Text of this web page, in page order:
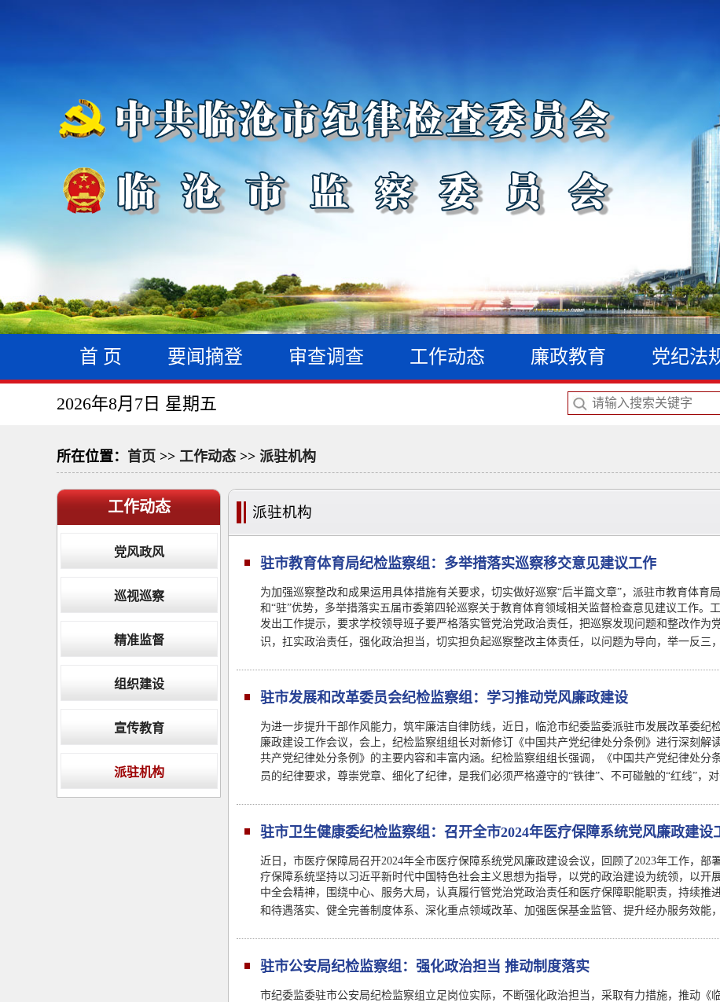
首 页 要闻摘登 审查调查 工作动态 廉政教育 党纪法
2026年8月7日 星期五
所在位置： 首页 >> 工作动态 >> 派驻机构
工作动态
党风政风
巡视巡察
精准监督
组织建设
宣传教育
派驻机构
派驻机构
驻市教育体育局纪检监察组：多举措落实巡察移交意见建议工作
为加强巡察整改和成果运用具体措施有关要求，切实做好巡察“后半篇文章”，派驻市教育体育
和“驻”优势，多举措落实五届市委第四轮巡察关于教育体育领域相关监督检查意见建议工作。
发出工作提示，要求学校领导班子要严格落实管党治党政治责任，把巡察发现问题和整改作为
识，扛实政治责任，强化政治担当，切实担负起巡察整改主体责任，以问题为导向，举一反三
驻市发展和改革委员会纪检监察组：学习推动党风廉政建设
为进一步提升干部作风能力，筑牢廉洁自律防线，近日，临沧市纪委监委派驻市发展改革委
廉政建设工作会议，会上，纪检监察组组长对新修订《中国共产党纪律处分条例》进行深刻解
共产党纪律处分条例》的主要内容和丰富内涵。纪检监察组组长强调，《中国共产党纪律处分
员的纪律要求，尊崇党章、细化了纪律，是我们必须严格遵守的“铁律”、不可碰触的“红线”，
驻市卫生健康委纪检监察组：召开全市2024年医疗保障系统党风廉政建设
近日，市医疗保障局召开2024年全市医疗保障系统党风廉政建设会议，回顾了2023年工作，部
疗保障系统坚持以习近平新时代中国特色社会主义思想为指导，以党的政治建设为统领，以开
中全会精神，围绕中心、服务大局，认真履行管党治党政治责任和医疗保障职能职责，持续推
和待遇落实、健全完善制度体系、深化重点领域改革、加强医保基金监管、提升经办服务效能
驻市公安局纪检监察组：强化政治担当 推动制度落实
市纪委监委驻市公安局纪检监察组立足岗位实际，不断强化政治担当，采取有力措施，推动《